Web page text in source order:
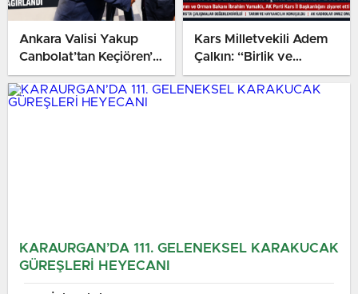
Ankara Valisi Yakup
Canbolat’tan Keçiören’e
Ziyaret: Başkan Dr.
Mesut Özarslan Ağırladı
Kars Milletvekili Adem
Çalkın: “Birlik ve
Beraberlik İçinde Hizmet
Diyoruz”
KARAURGAN’DA 111. GELENEKSEL KARAKUCAK
GÜREŞLERİ HEYECANI